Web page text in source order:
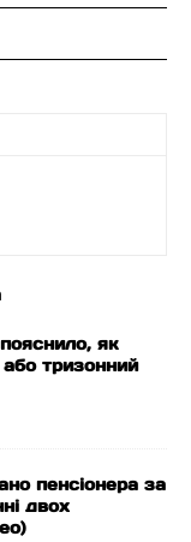
як
тризонний
пенсіонера за
двох